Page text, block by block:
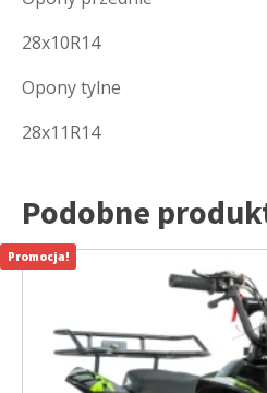
28x10R14
Opony tylne
28x11R14
Podobne
Promocja!